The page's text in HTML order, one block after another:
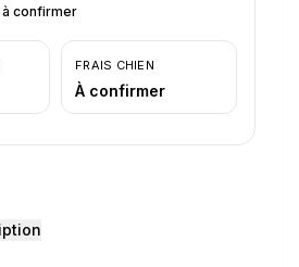
confirmer
FRAIS CHIEN
À confirmer